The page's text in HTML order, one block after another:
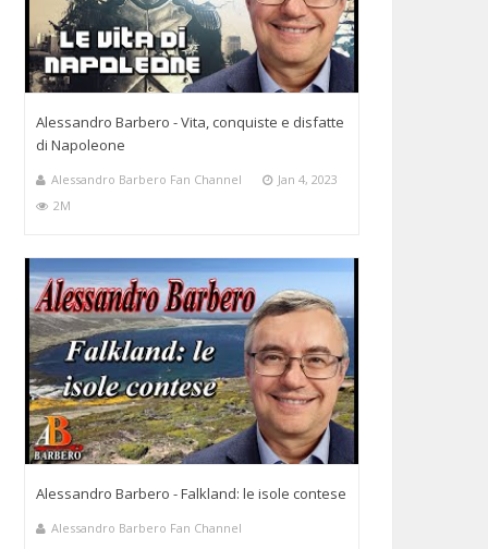
Alessandro Barbero - Vita, conquiste e disfatte
di Napoleone
Alessandro Barbero Fan Channel
Jan 4, 2023
2M
Alessandro Barbero - Falkland: le isole contese
Alessandro Barbero Fan Channel